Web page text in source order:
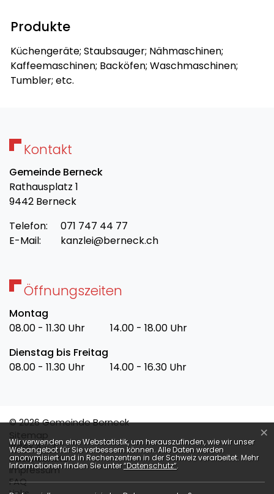
Produkte
Küchengeräte; Staubsauger; Nähmaschinen;
Kaffeemaschinen; Backöfen; Waschmaschinen;
Tumbler; etc.
Kontakt
Gemeinde Berneck
Rathausplatz 1
9442 Berneck
Telefon:
071 747 44 77
E-Mail:
kanzlei@berneck.ch
Öffnungszeiten
Montag
08.00 - 11.30 Uhr
14.00 - 18.00 Uhr
Dienstag bis Freitag
08.00 - 11.30 Uhr
14.00 - 16.30 Uhr
© 2026 Gemeinde Berneck
Toolbar
Sitemap
Index A - Z
Datenschutz
Impressum
FAQ
Webstatistik
Wir verwenden eine Webstatistik, um herauszufinden, wie wir unser
Webangebot für Sie verbessern können. Alle Daten werden
anonymisiert und in Rechenzentren in der Schweiz verarbeitet. Mehr
Informationen finden Sie unter“Datenschutz“.
×